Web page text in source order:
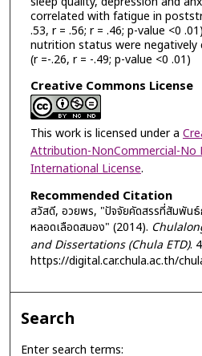
correlated with fatigue in
.53, r = .56; r = .46; p-value <0
nutrition status were
(r =-.26, r = -.49; p-value <0 .01)
Creative Commons License
This work is licensed under a
Attribution-NonCommercial-No
International License.
Recommended Citation
สวัสดี, อวยพร, "ปัจจัยคัดสรรที่สัมพันธ์
หลอดเลือดสมอง" (2014).
and Dissertations (Chula ETD).
https://digital.car.chula.ac.th/
Search
Enter search terms: